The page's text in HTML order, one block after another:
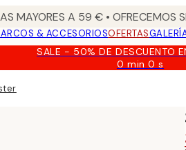
MAYORES A 59 € •
& ACCESORIOSOFERTAS
SALE - 50% DE DESCUENTO
0 min0 s
Válido